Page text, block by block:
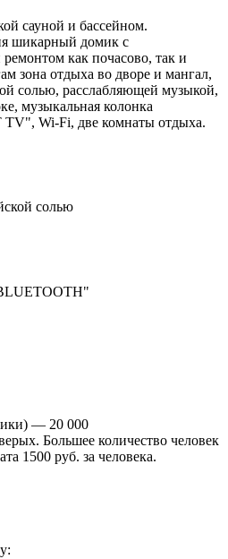
сауной и бассейном.
шикарный домик с
как почасово, так и
зона отдыха во дворе и мангал,
солью, расслабляющей музыкой,
музыкальная колонка
Wi-Fi, две комнаты отдыха.
солью
— 20 000
Большее количество человек
1500 руб. за человека.